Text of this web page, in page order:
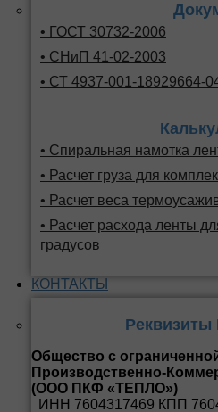
• ГОСТ 30732-2006
• СНиП 41-02-2003
• СТ 4937-001-18929664-
• Спиральная намотка
• Расчет груза для
• Расчет веса
• Расчет расхода ленты
градусов
КОНТАКТЫ
Общество с
Производственно-
(ООО ПКФ «ТЕПЛО»)
ИНН 7604317469 КПП